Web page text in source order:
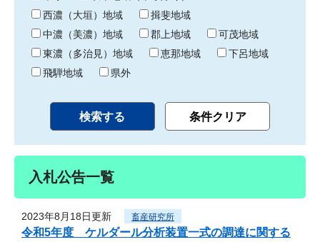
り 西濃（大垣）地域
揖斐地域
中濃（美濃）地域
郡上地域
可茂地域
東濃（多治見）地域
恵那地域
下呂地域
飛騨地域
県外
入札公告一覧
2023年8月18日更新 畜産研究所
令和5年度 ケルダール分析装置一式の調達に関する